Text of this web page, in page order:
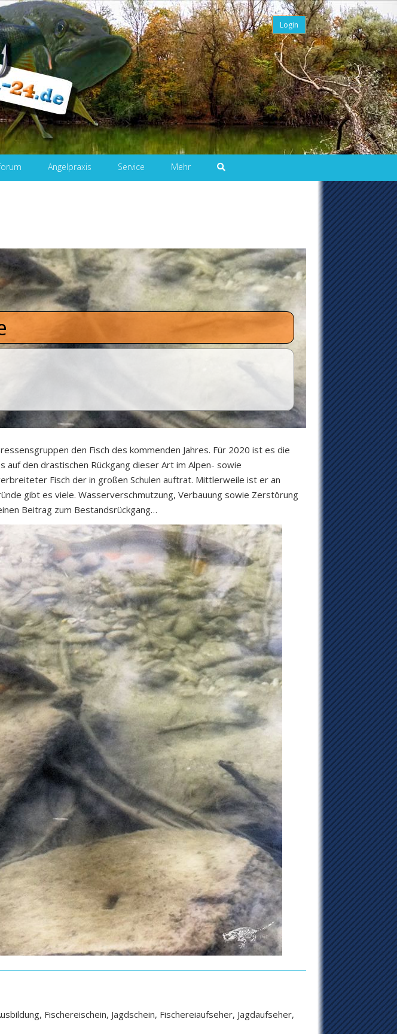
Login
Angelpraxis Service Mehr
den Fisch des kommenden Jahres. Für 2020 ist es die
auf den drastischen Rückgang dieser Art im Alpen- sowie
Fisch der in großen Schulen auftrat. Mittlerweile ist er an
gibt es viele. Wasserverschmutzung, Verbauung sowie Zerstörung
Beitrag zum Bestandsrückgang…
Fischereischein, Jagdschein, Fischereiaufseher, Jagdaufseher,